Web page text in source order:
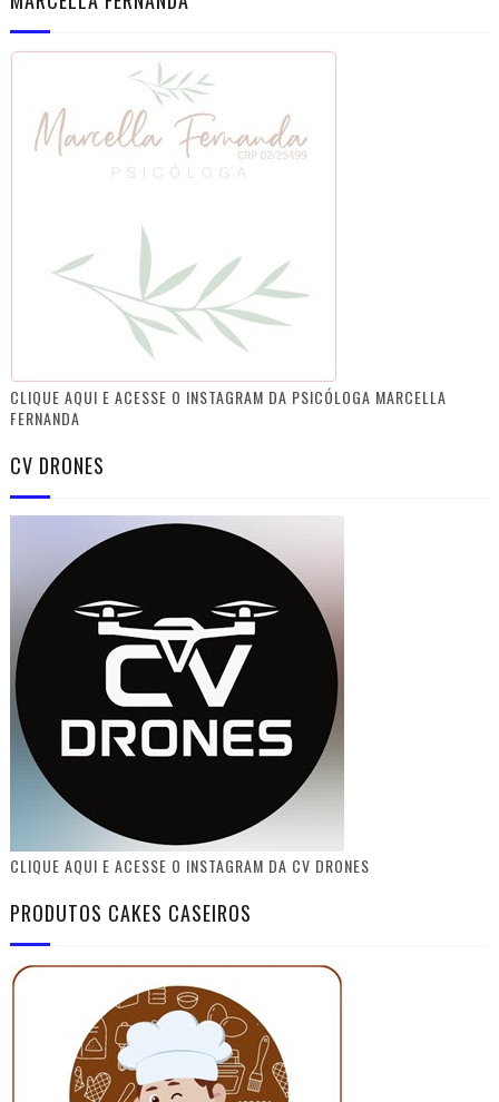
CLIQUE AQUI E ACESSE O INSTAGRAM DA PSICÓLOGA MARCELLA
FERNANDA
CV DRONES
CLIQUE AQUI E ACESSE O INSTAGRAM DA CV DRONES
PRODUTOS CAKES CASEIROS